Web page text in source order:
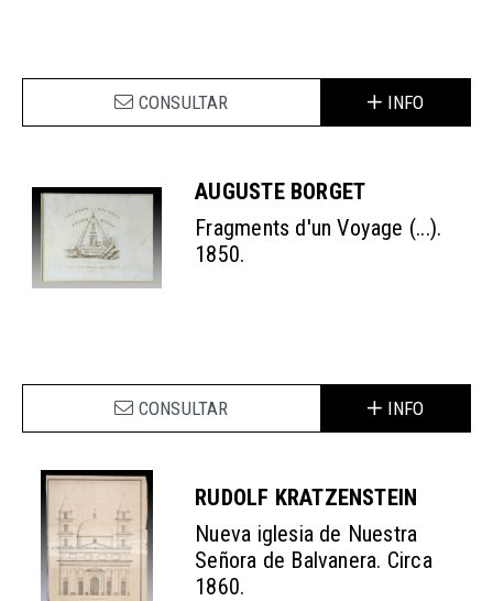
CONSULTAR INFO
AUGUSTE BORGET
Fragments d'un Voyage (...).
1850.
CONSULTAR INFO
RUDOLF KRATZENSTEIN
Nueva iglesia de Nuestra
Señora de Balvanera. Circa
1860.